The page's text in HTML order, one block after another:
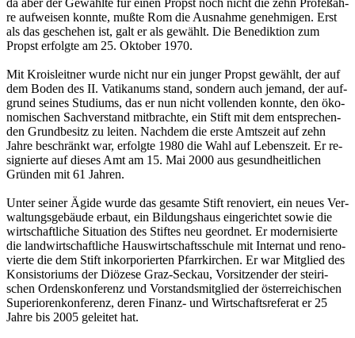
da aber der Ge­wähl­te für einen Propst noch nicht die zehn Pro­fe­ßah­
re auf­wei­sen konn­te, mußte Rom die Aus­nah­me ge­neh­mi­gen. Erst
als das ge­sche­hen ist, galt er als ge­wählt. Die Be­ne­dik­ti­on zum
Propst er­folg­te am 25. Ok­to­ber 1970.
Mit Krois­leit­ner wurde nicht nur ein jun­ger Propst ge­wählt, der auf
dem Boden des II. Va­ti­ka­nums stand, son­dern auch je­mand, der auf­
grund sei­nes Stu­di­ums, das er nun nicht voll­enden konn­te, den öko­
no­mi­schen Sach­ver­stand mit­brach­te, ein Stift mit dem ent­spre­chen­
den Grund­be­sitz zu lei­ten. Nach­dem die erste Amts­zeit auf zehn
Jahre be­schränkt war, er­folg­te 1980 die Wahl auf Le­bens­zeit. Er re­
si­gnier­te auf die­ses Amt am 15. Mai 2000 aus ge­sund­heit­li­chen
Grün­den mit 61 Jah­ren.
Unter sei­ner Ägide wurde das ge­sam­te Stift re­no­viert, ein neues Ver­
wal­tungs­ge­bäu­de er­baut, ein Bil­dungs­haus ein­ge­rich­tet sowie die
wirt­schaft­li­che Si­tua­ti­on des Stif­tes neu ge­ord­net. Er mo­der­ni­sier­te
die land­wirt­schaft­li­che Haus­wirt­schafts­schu­le mit In­ter­nat und re­no­
vier­te die dem Stift in­kor­po­rier­ten Pfarr­kir­chen. Er war Mit­glied des
Kon­sis­to­ri­ums der Diö­ze­se Graz-Seckau, Vor­sit­zen­der der stei­ri­
schen Or­dens­kon­fe­renz und Vor­stands­mit­glied der ös­ter­rei­chi­schen
Su­pe­rio­ren­kon­fe­renz, deren Fi­nanz- und Wirt­schafts­re­fe­rat er 25
Jahre bis 2005 ge­lei­tet hat.